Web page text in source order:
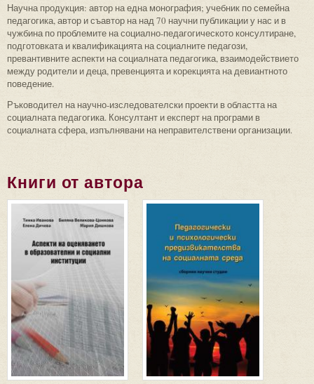
Научна продукция: автор на една монография; учебник по семейна
педагогика, автор и съавтор на над 70 научни публикации у нас и в
чужбина по проблемите на социално-педагогическото консултиране,
подготовката и квалификацията на социалните педагози,
превантивните аспекти на социалната педагогика, взаимодействието
между родители и деца, превенцията и корекцията на девиантното
поведение.
Ръководител на научно-изследователски проекти в областта на
социалната педагогика. Консултант и експерт на програми в
социалната сфера, изпълнявани на неправителствени организации.
Книги от автора